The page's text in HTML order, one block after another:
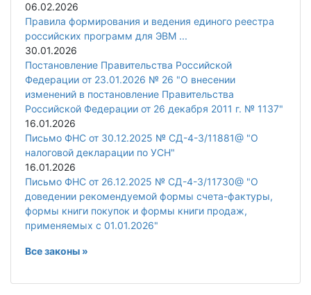
06.02.2026
Правила формирования и ведения единого реестра
российских программ для ЭВМ ...
30.01.2026
Постановление Правительства Российской
Федерации от 23.01.2026 № 26 "О внесении
изменений в постановление Правительства
Российской Федерации от 26 декабря 2011 г. № 1137"
16.01.2026
Письмо ФНС от 30.12.2025 № СД-4-3/11881@ "О
налоговой декларации по УСН"
16.01.2026
Письмо ФНС от 26.12.2025 № СД-4-3/11730@ "О
доведении рекомендуемой формы счета-фактуры,
формы книги покупок и формы книги продаж,
применяемых с 01.01.2026"
Все законы »